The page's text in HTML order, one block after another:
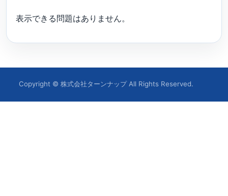
表示できる問題はありません。
Copyright © 株式会社ターンナップ All Rights Reserved.